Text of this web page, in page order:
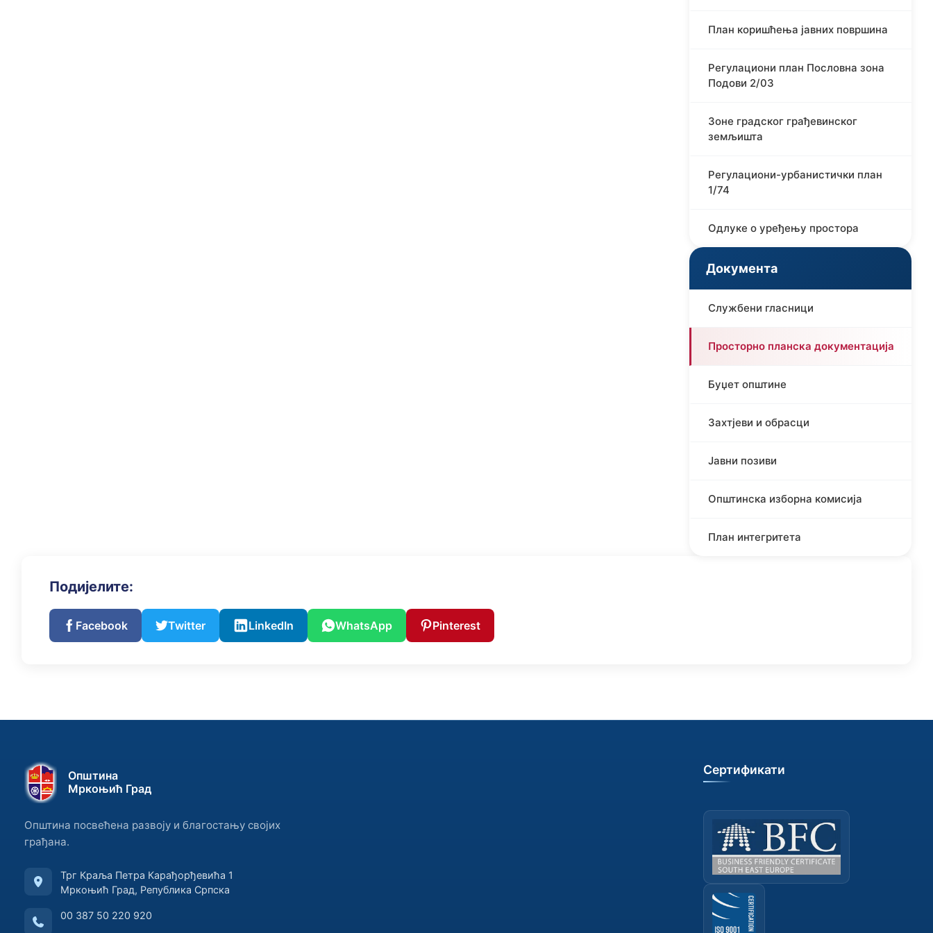
План коришћења јавних површина
Регулациони план Пословна зона
Подови 2/03
Зоне градског грађевинског
земљишта
Регулациони-урбанистички план
1/74
Одлуке о уређењу простора
Документа
Службени гласници
Просторно планска документација
Буџет општине
Захтјеви и обрасци
Јавни позиви
Општинска изборна комисија
План интегритета
Подијелите:
Facebook Twitter LinkedIn WhatsApp Pinterest
Општина
Мркоњић Град
Општина посвећена развоју и благостању својих
грађана.
Трг Краља Петра Карађорђевића 1
Мркоњић Град, Република Српска
00 387 50 220 920
Сертификати